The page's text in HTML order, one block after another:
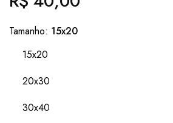
normal
Tamanho: 15x20
15x20
20x30
30x40